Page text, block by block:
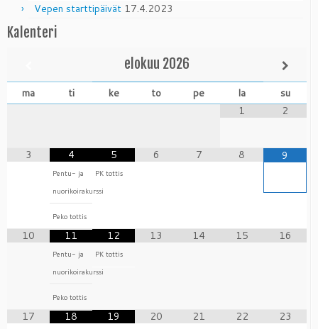
Vepen starttipäivät 17.4.2023
Kalenteri
elokuu 2026
ma ti ke to pe la
su
1
2
3 4
Pentu- ja
nuorikoirakurssi
Peko tottis
5
PK tottis
6 7 8 9
10 11
Pentu- ja
nuorikoirakurssi
Peko tottis
12
PK tottis
13 14 15 16
17 18 19 20 21 22 23